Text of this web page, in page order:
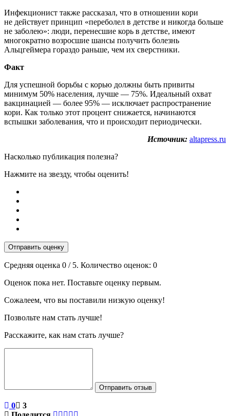
Инфекционист также рассказал, что в отношении кори
не действует принцип «переболел в детстве и никогда больше
не заболею»: люди, перенесшие корь в детстве, имеют
многократно возросшие шансы получить болезнь
Альцгеймера гораздо раньше, чем их сверстники.
Факт
Для успешной борьбы с корью должны быть привиты
минимум 50% населения, лучше — 75%. Идеальный охват
вакцинацией — более 95% — исключает распространение
кори. Как только этот процент снижается, начинаются
вспышки заболевания, что и происходит периодически.
Источник: altapress.ru
Насколько публикация полезна?
Нажмите на звезду, чтобы оценить!
Отправить оценку
Средняя оценка 0 / 5. Количество оценок: 0
Оценок пока нет. Поставьте оценку первым.
Сожалеем, что вы поставили низкую оценку!
Позвольте нам стать лучше!
Расскажите, как нам стать лучше?
Отправить отзыв
0
3